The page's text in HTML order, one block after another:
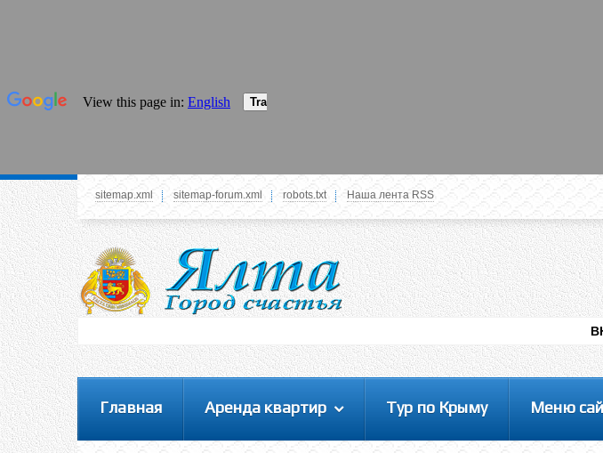
У вас нет прав просматривать данное меню,
пожалуйста, войдите на сайт под своим
логином или зарегестрируйтесь! Это позволит
вам пользоваться всеми функциями нашего
логином,
sitemap.xml sitemap-forum.xml robots.txt Наша лента RSS
Главная Аренда квартир Тур по Крыму Меню